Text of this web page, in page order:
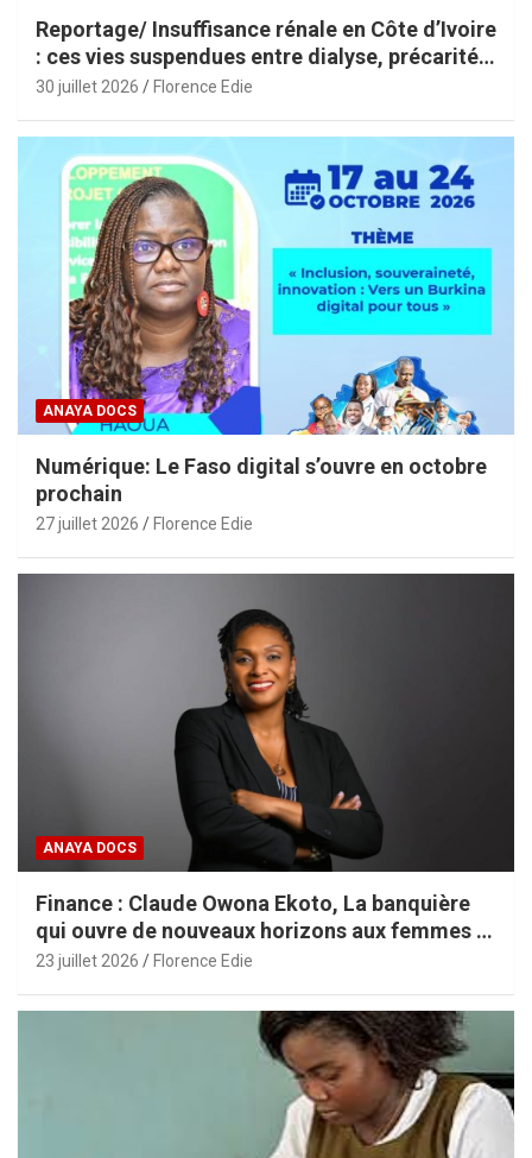
Reportage/ Insuffisance rénale en Côte d’Ivoire
: ces vies suspendues entre dialyse, précarité
et espoir
30 juillet 2026 Florence Edie
ANAYA DOCS
Numérique: Le Faso digital s’ouvre en octobre
prochain
27 juillet 2026 Florence Edie
ANAYA DOCS
Finance : Claude Owona Ekoto, La banquière
qui ouvre de nouveaux horizons aux femmes et
aux PME africaines
23 juillet 2026 Florence Edie